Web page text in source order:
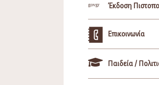
Έκδοση
Επικοινωνία
Παιδεία /